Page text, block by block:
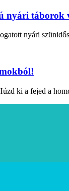
nyári
nyári
ki a fejed a